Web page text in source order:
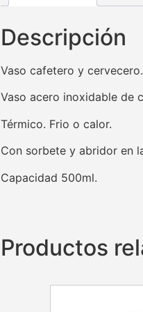
Descripción
Vaso cafetero y cervecero.
Vaso acero inoxidable de
Térmico. Frio o calor.
Con sorbete y abridor en
Capacidad 500ml.
Productos